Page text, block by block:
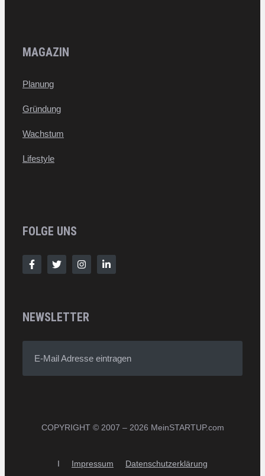
MAGAZIN
Planung
Gründung
Wachstum
Lifestyle
FOLGE UNS
NEWSLETTER
E-Mail Adresse eintragen
COPYRIGHT © 2007 – 2026 MeinSTARTUP.com
I Impressum Datenschutzerklärung